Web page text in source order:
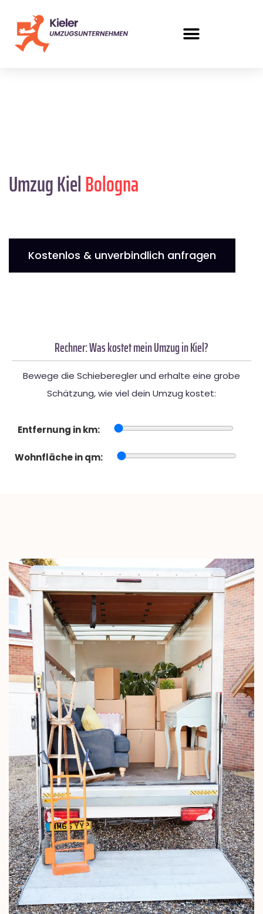
Umzug KielBologna
Kostenlos & unverbindlich anfragen
Rechner: Was kostet mein Umzug in Kiel?
Bewege die Schieberegler und erhalte eine grobe
Schätzung, wie viel dein Umzug kostet:
Entfernung in km:
Wohnfläche in qm: